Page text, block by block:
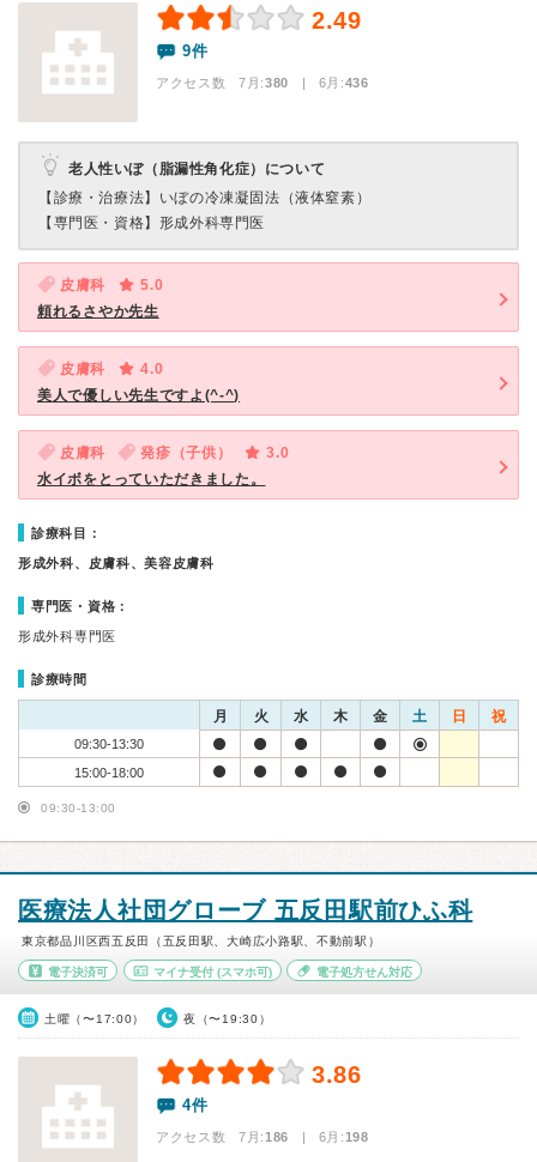
2.49
9件
アクセス数 7月:380 | 6月:436
老人性いぼ（脂漏性角化症）について
【診療・治療法】 いぼの冷凍凝固法（液体窒素）
【専門医・資格】 形成外科専門医
皮膚科
5.0
頼れるさやか先生
皮膚科
4.0
美人で優しい先生ですよ(^-^)
皮膚科 発疹（子供）
3.0
水イボをとっていただきました。
診療科目：
形成外科、皮膚科、美容皮膚科
専門医・資格：
形成外科専門医
診療時間
月 火 水 木 金 土 日 祝
09:30-13:30
15:00-18:00
09:30-13:00
医療法人社団グローブ 五反田駅前ひふ科
東京都品川区西五反田（五反田駅、大崎広小路駅、不動前駅）
電子決済可 マイナ受付(スマホ可) 電子処方せん対応
土曜（〜17:00） 夜（〜19:30）
3.86
4件
アクセス数 7月:186 | 6月:198